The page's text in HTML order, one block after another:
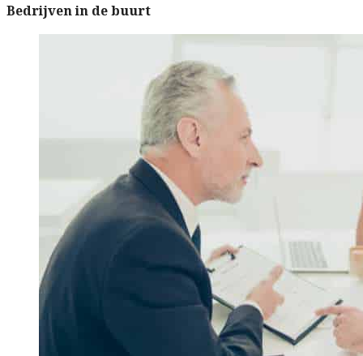
Bedrijven in de buurt